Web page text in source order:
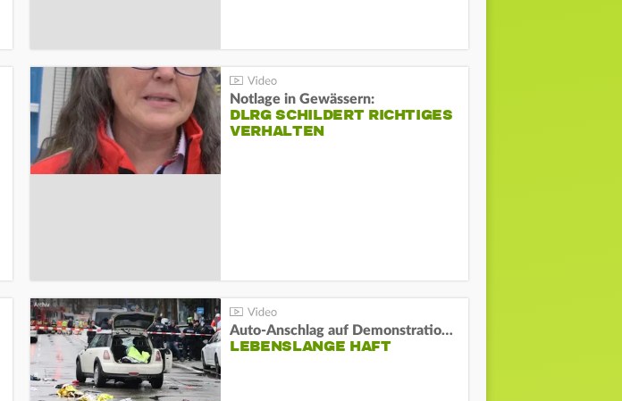
Notlage in Gewässern:
DLRG SCHILDERT RICHTIGES
VERHALTEN
Auto-Anschlag auf Demonstration in München:
LEBENSLANGE HAFT